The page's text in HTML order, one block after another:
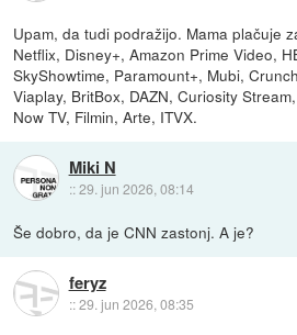
Upam, da tudi podražijo. Mama plačuje
Netflix, Disney+, Amazon Prime Video,
SkyShowtime, Paramount+, Mubi,
Viaplay, BritBox, DAZN, Curiosity
Now TV, Filmin, Arte, ITVX.
Miki N
::29. jun 2026, 08:14
Še dobro, da je CNN zastonj. A je?
feryz
::29. jun 2026, 08:35